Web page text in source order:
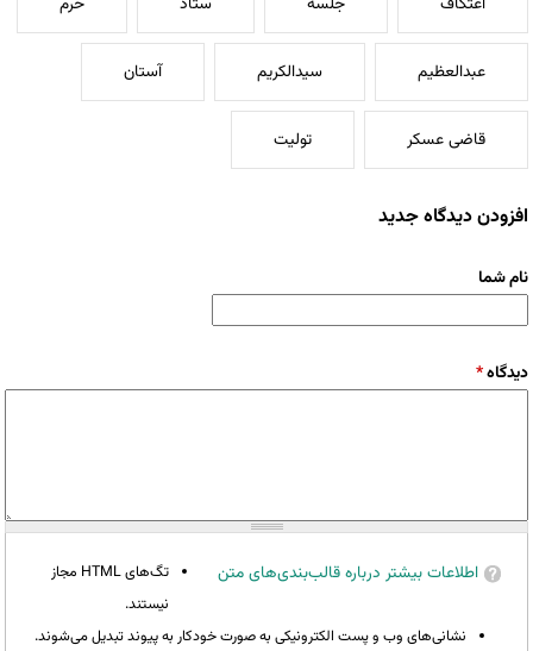
عبدالعظیم سیدالکریم آستان
قاضی عسکر تولیت
افزودن دیدگاه جدید
نام شما
دیدگاه*
اطلاعات بیشتر درباره قالب‌بندی‌های متن
تگ‌های HTML مجاز
نیستند.
نشانی‌های وب و پست الکترونیکی به صورت خودکار به پیوند تبدیل می‌شوند.